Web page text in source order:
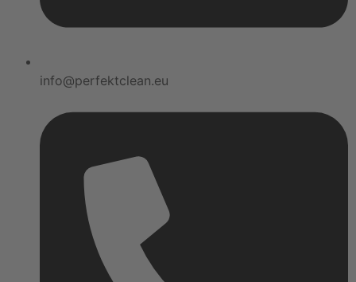
info@perfektclean.eu